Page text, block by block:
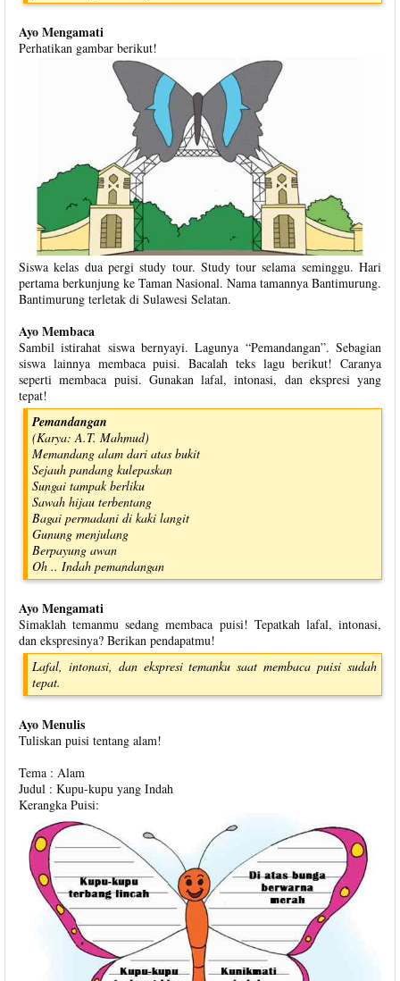
Ayo Mengamati
Perhatikan gambar berikut!
Siswa kelas dua pergi study tour. Study tour selama seminggu. Hari
pertama berkunjung ke Taman Nasional. Nama tamannya Bantimurung.
Bantimurung terletak di Sulawesi Selatan.
Ayo Membaca
Sambil istirahat siswa bernyayi. Lagunya “Pemandangan”. Sebagian
siswa lainnya membaca puisi. Bacalah teks lagu berikut! Caranya
seperti membaca puisi. Gunakan lafal, intonasi, dan ekspresi yang
tepat!
Pemandangan
(Karya: A.T. Mahmud)
Memandang alam dari atas bukit
Sejauh pandang kulepaskan
Sungai tampak berliku
Sawah hijau terbentang
Bagai permadani di kaki langit
Gunung menjulang
Berpayung awan
Oh .. Indah pemandangan
Ayo Mengamati
Simaklah temanmu sedang membaca puisi! Tepatkah lafal, intonasi,
dan ekspresinya? Berikan pendapatmu!
Lafal, intonasi, dan ekspresi temanku saat membaca puisi sudah
tepat.
Ayo Menulis
Tuliskan puisi tentang alam!
Tema : Alam
Judul : Kupu-kupu yang Indah
Kerangka Puisi: